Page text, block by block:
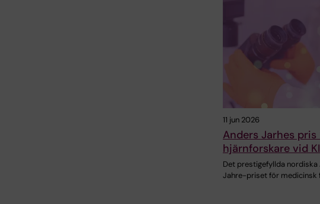
11 jun 2026
Anders Jarhes
hjärnforskare vid KI
Det prestigefyllda nordiska
Jahre-priset för medicinsk